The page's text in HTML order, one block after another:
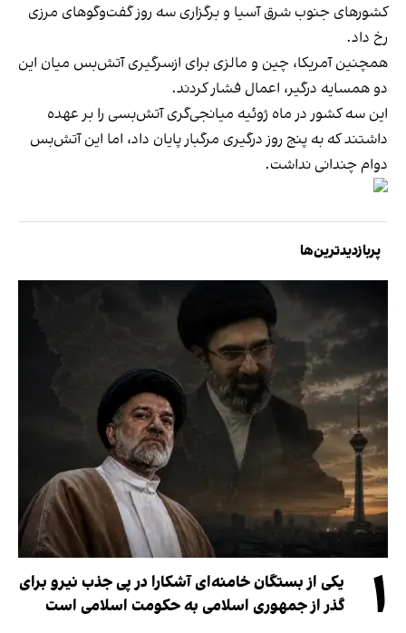
کشورهای جنوب شرق آسیا و برگزاری سه روز گفت‌وگوهای مرزی
رخ داد.
همچنین آمریکا، چین و مالزی برای ازسرگیری آتش‌بس میان این
دو همسایه درگیر، اعمال فشار کردند.
این سه کشور در ماه ژوئیه میانجی‌گری آتش‌بسی را بر عهده
داشتند که به پنج روز درگیری مرگبار پایان داد، اما این آتش‌بس
دوام چندانی نداشت.
پربازدیدترین‌ها
۱
یکی از بستگان خامنه‌ای آشکارا در پی جذب نیرو برای
گذر از جمهوری اسلامی به حکومت اسلامی است